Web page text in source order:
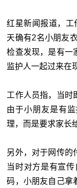
红星新闻报道，工
天确有2名小朋友
检查发现，是有一
监护人一起过来在
工作人员指，当时
由于小朋友是有
理，而是要求家长
另外，对于网传的
当时对方是有宣
码，小朋友自己拿